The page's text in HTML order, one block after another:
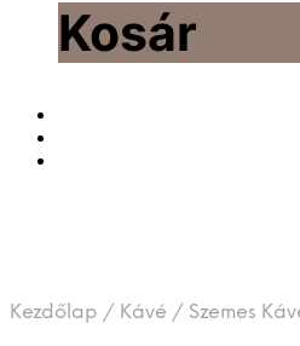
Kosár
Kezdőlap / Kávé / Szemes